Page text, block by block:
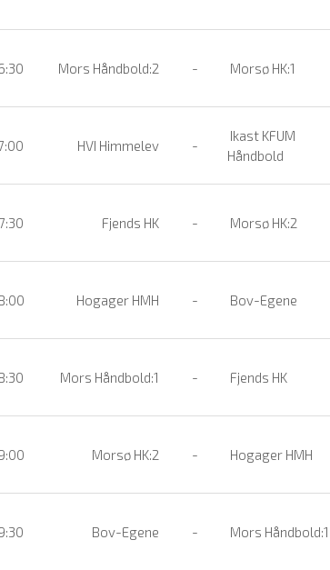
Mors Håndbold:2 - Morsø HK:1
HVI Himmelev -
Ikast KFUM
Håndbold
Fjends HK - Morsø HK:2
Hogager HMH - Bov-Egene
Mors Håndbold:1 - Fjends HK
Morsø HK:2 - Hogager HMH
Bov-Egene - Mors Håndbold:1